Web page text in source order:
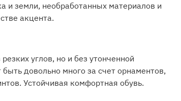
и земли, необработанных материалов и
акцента.
углов, но и без утонченной
довольно много за счет орнаментов,
Устойчивая комфортная обувь.